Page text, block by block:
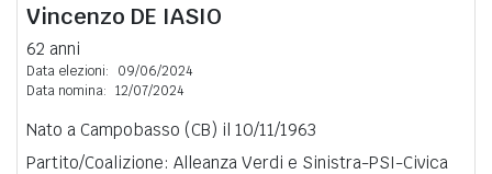
Vincenzo DE IASIO
62 anni
Data elezioni:
09/06/2024
Data nomina: 12/07/2024
Nato a Campobasso (CB) il 10/11/1963
Partito/Coalizione: Alleanza Verdi e Sinistra-PSI-Civica